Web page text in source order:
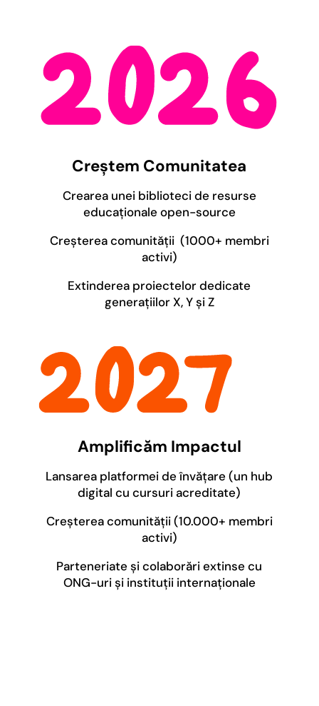
Creștem Comunitatea
Crearea unei biblioteci de resurse
educaționale open-source
Creșterea comunității (1000+ membri
activi)
Extinderea proiectelor dedicate
generațiilor X, Y și Z
Amplificăm Impactul
Lansarea platformei de învățare(un hub
digital cu cursuri acreditate)
Creșterea comunității(10.000+ membri
activi)
Parteneriate și colaborări extinse cu
ONG-uri și instituții internaționale